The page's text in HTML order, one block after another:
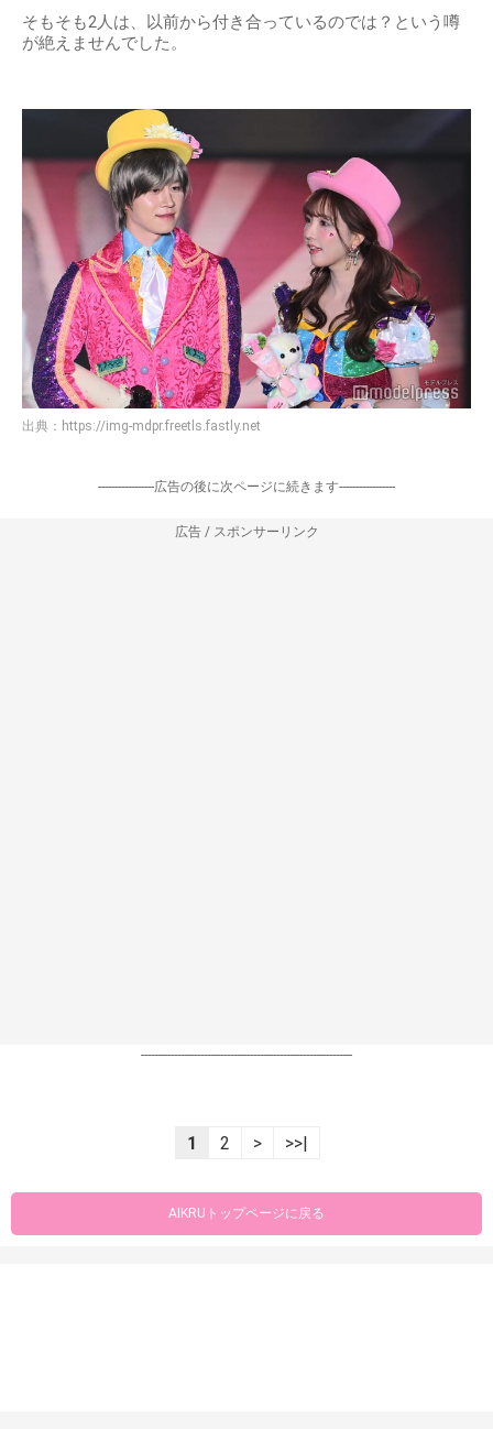
そもそも2人は、以前から付き合っているのでは？という噂
が絶えませんでした。
出典： https://img-mdpr.freetls.fastly.net
-----------------広告の後に次ページに続きます-----------------
広告 / スポンサーリンク
----------------------------------------------------------------
1 2 > >>|
AIKRUトップページに戻る